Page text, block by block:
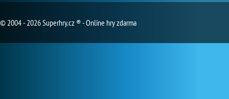
© 2004 - 2026 Superhry.cz ® - Online hry zdarma